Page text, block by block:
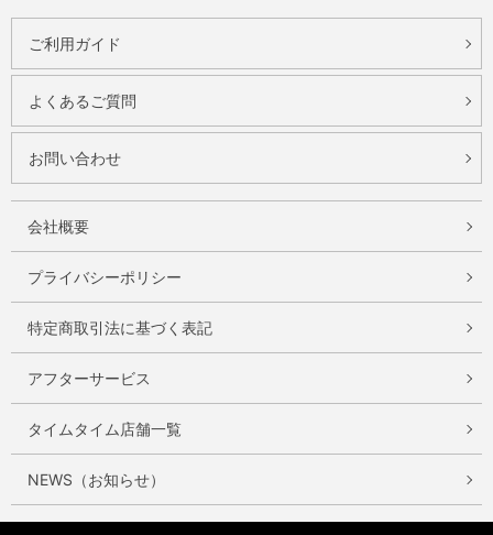
ご利用ガイド
よくあるご質問
お問い合わせ
会社概要
プライバシーポリシー
特定商取引法に基づく表記
アフターサービス
タイムタイム店舗一覧
NEWS（お知らせ）